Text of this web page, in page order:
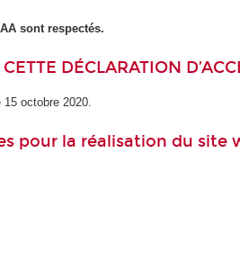
sont respectés.
DÉCLARATION
octobre 2020.
pour la réalisation du site